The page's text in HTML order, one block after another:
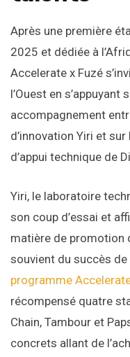
Après une première
2025 et dédiée à
Accelerate x Fuzé
l’Ouest en s’appuyant
accompagnement
d’innovation Yiri et
d’appui technique de
Yiri, le laboratoire
son coup d’essai et
matière de promotion
souvient du succès de
programme
récompensé quatre
Chain, Tambour et
concrets allant de